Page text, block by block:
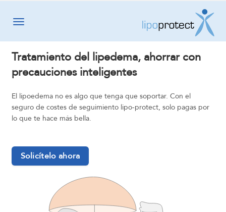
Toggle navigation
Tratamiento del lipedema, ahorrar con
precauciones inteligentes
El lipoedema no es algo que tenga que soportar. Con el
seguro de costes de seguimiento lipo-protect, solo pagas por
lo que te hace más bella.
Solicítelo ahora